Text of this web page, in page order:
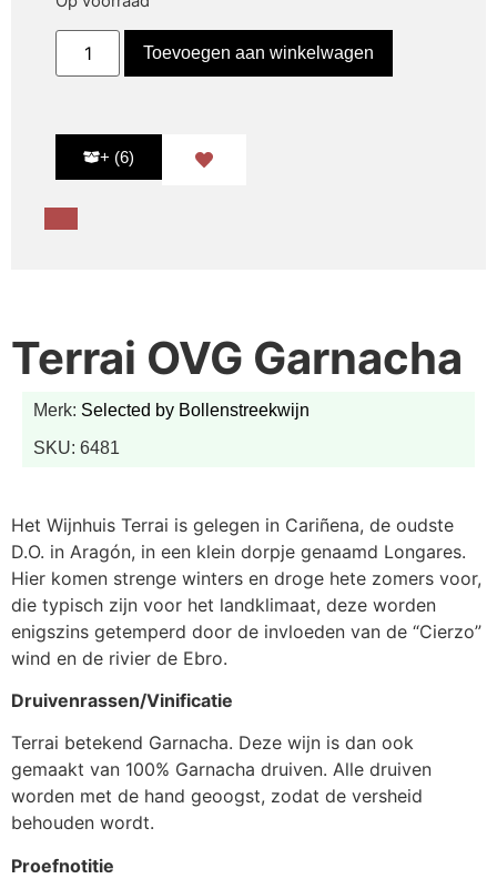
Terrai OVG Garnacha
Merk: Selected by Bollenstreekwijn
SKU: 6481
Het Wijnhuis Terrai is gelegen in Cariñena, de oudste
D.O. in Aragón, in een klein dorpje genaamd Longares.
Hier komen strenge winters en droge hete zomers voor,
die typisch zijn voor het landklimaat, deze worden
enigszins getemperd door de invloeden van de “Cierzo”
wind en de rivier de Ebro.
Druivenrassen/Vinificatie
Terrai betekend Garnacha. Deze wijn is dan ook
gemaakt van 100% Garnacha druiven. Alle druiven
worden met de hand geoogst, zodat de versheid
behouden wordt.
Proefnotitie
Toevoegen aan winkelwagen
+ (6)